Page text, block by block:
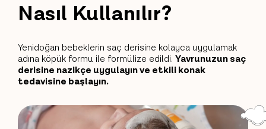
Nasıl Kullanılır?
Yenidoğan bebeklerin saç derisine kolayca uygulamak
adına köpük formu ile formülize edildi. Yavrunuzun saç
derisine nazikçe uygulayın ve etkili konak
tedavisine başlayın.